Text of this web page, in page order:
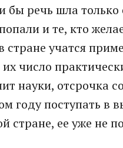
речь шла только
и те, кто
стране учатся
число
науки, отсрочка
году поступать в
стране, ее уже не